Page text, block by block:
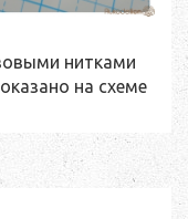
нитками
на схеме